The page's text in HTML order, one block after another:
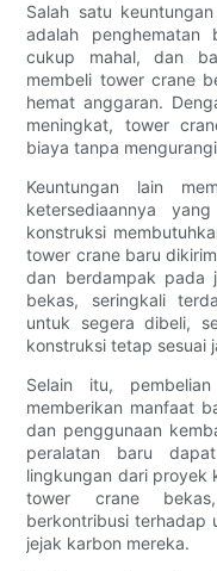
Salah satu
adalah
cukup mahal, dan
membeli tower crane
hemat anggaran.
meningkat, tower
biaya tanpa
Keuntungan lain
ketersediaannya
konstruksi
tower crane baru
dan berdampak pada
bekas, seringkali
untuk segera dibeli,
konstruksi tetap sesuai
Selain itu,
memberikan manfaat
dan penggunaan
peralatan baru
lingkungan dari proyek
tower crane
berkontribusi terhadap
jejak karbon mereka.